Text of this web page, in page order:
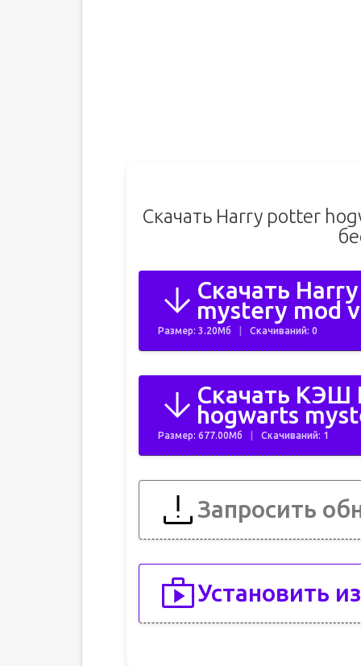
Скачать Harry potter
Скачать
mystery mod
Размер: 3.20Мб Скачиваний: 0
Скачать КЭШ
hogwarts
Размер: 677.00Мб Скачиваний: 1
Запросить
Установить